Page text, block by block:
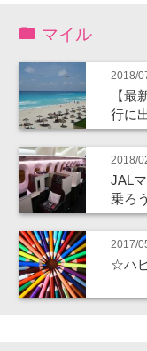
マイル
2018/
【最
行に
2018/
JAL
乗ろ
2017/
☆ハ